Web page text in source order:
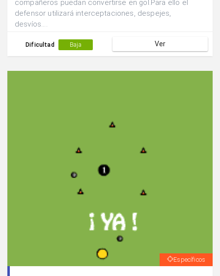
compañeros puedan convertirse en gol.Para ello el
defensor utilizará interceptaciones, despejes,
desvíos....
Dificultad Baja Ver
Específicos